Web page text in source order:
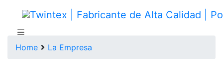
Home La Empresa